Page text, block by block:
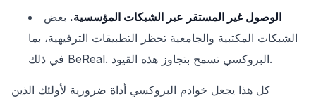
الوصول غير المستقر عبر الشبكات المؤسسية. بعض
الشبكات المكتبية والجامعية تحظر التطبيقات الترفيهية، بما
في ذلك BeReal. البروكسي تسمح بتجاوز هذه القيود.
كل هذا يجعل خوادم البروكسي أداة ضرورية لأولئك الذين